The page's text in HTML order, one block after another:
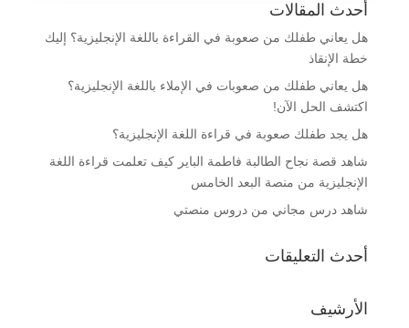
أحدث المقالات
هل يعاني طفلك من صعوبة في القراءة باللغة الإنجليزية؟ إليك
خطة الإنقاذ
هل يعاني طفلك من صعوبات في الإملاء باللغة الإنجليزية؟
اكتشف الحل الآن!
هل يجد طفلك صعوبة في قراءة اللغة الإنجليزية؟
شاهد قصة نجاح الطالبة فاطمة الباير كيف تعلمت قراءة اللغة
الإنجليزية من منصة البعد الخامس
شاهد درس مجاني من دروس منصتي
أحدث التعليقات
الأرشيف